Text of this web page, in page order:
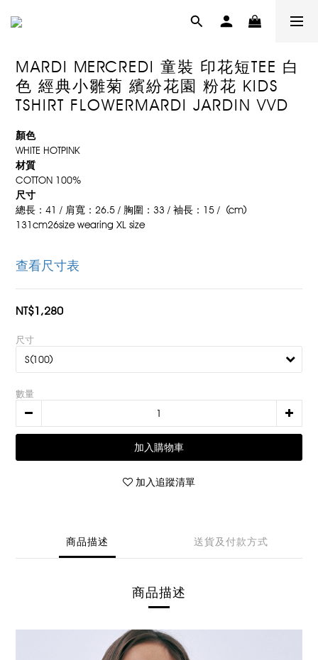
MARDI MERCREDI 童裝 印花短TEE 白
色 經典小雛菊 繽紛花園 粉花 KIDS
TSHIRT FLOWERMARDI JARDIN VVD
顏色
WHITE HOTPINK
材質
COTTON 100%
尺寸
總長：41 / 肩寬：26.5 / 胸圍：33 / 袖長：15 /  (cm)
131cm26size wearing XL size
查看尺寸表
NT$1,280
尺寸
數量
加入購物車
加入追蹤清單
商品描述 送貨及付款方式
商品描述